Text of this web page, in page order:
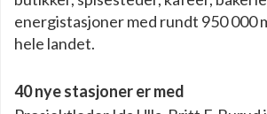
energistasjoner med rundt 950 000
hele landet.
40 nye stasjoner er med